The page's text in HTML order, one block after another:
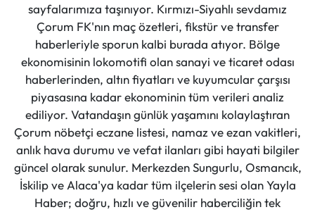
sayfalarımıza taşınıyor. Kırmızı-Siyahlı sevdamız
Çorum FK'nın maç özetleri, fikstür ve transfer
haberleriyle sporun kalbi burada atıyor. Bölge
ekonomisinin lokomotifi olan sanayi ve ticaret odası
haberlerinden, altın fiyatları ve kuyumcular çarşısı
piyasasına kadar ekonominin tüm verileri analiz
ediliyor. Vatandaşın günlük yaşamını kolaylaştıran
Çorum nöbetçi eczane listesi, namaz ve ezan vakitleri,
anlık hava durumu ve vefat ilanları gibi hayati bilgiler
güncel olarak sunulur. Merkezden Sungurlu, Osmancık,
İskilip ve Alaca'ya kadar tüm ilçelerin sesi olan Yayla
Haber; doğru, hızlı ve güvenilir haberciliğin tek